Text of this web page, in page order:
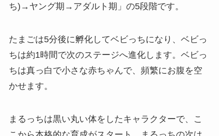
ち)→ヤング期→アダルト期」の5段階です。
たまごは5分後に孵化してベビっちになり、ベビっ
ちは約1時間で次のステージへ進化します。ベビっ
ちは真っ白で小さな赤ちゃんで、頻繁にお腹を空
かせます。
まるっちは黒い丸い体をしたキャラクターで、こ